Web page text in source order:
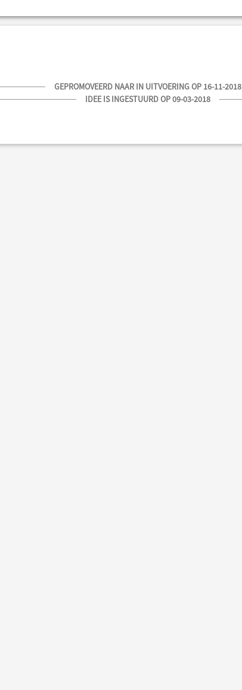
GEPROMOVEERD NAAR IN UITVOERING OP 16-11-2018
IDEE IS INGESTUURD OP 09-03-2018